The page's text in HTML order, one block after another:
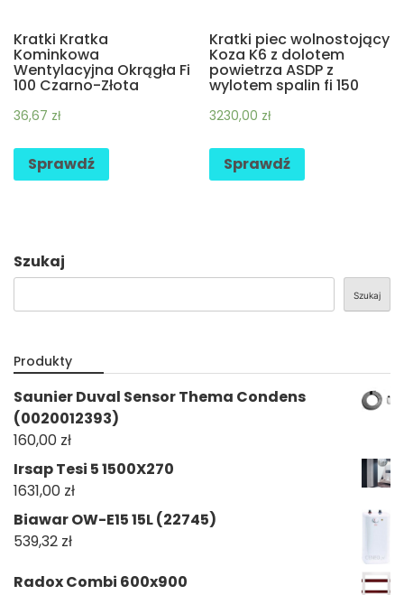
Kratki Kratka
Kominkowa
Wentylacyjna Okrągła Fi
100 Czarno-Złota
36,67 zł
Sprawdź
Kratki piec wolnostojący
Koza K6 z dolotem
powietrza ASDP z
wylotem spalin fi 150
3230,00 zł
Sprawdź
Szukaj
Szukaj
Produkty
Saunier Duval Sensor Thema Condens
(0020012393)
160,00 zł
Irsap Tesi 5 1500X270
1631,00 zł
Biawar OW-E15 15L (22745)
539,32 zł
Radox Combi 600x900